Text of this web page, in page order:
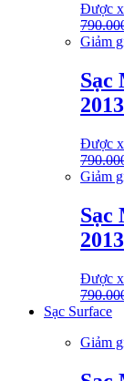
Được
Giảm
Sạc
2013
Được
Giảm
Sạc
2013
Được
Sạc Surface
Giảm